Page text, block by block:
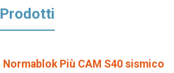
Prodotti
Normablok Più CAM S40 sismico